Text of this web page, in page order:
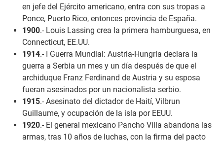
en jefe del Ejército americano, entra con sus tropas a
Ponce, Puerto Rico, entonces provincia de España.
1900.- Louis Lassing crea la primera hamburguesa, en
Connecticut, EE.UU.
1914.- I Guerra Mundial: Austria-Hungría declara la
guerra a Serbia un mes y un día después de que el
archiduque Franz Ferdinand de Austria y su esposa
fueran asesinados por un nacionalista serbio.
1915.- Asesinato del dictador de Haití, Vilbrun
Guillaume, y ocupación de la isla por EEUU.
1920.- El general mexicano Pancho Villa abandona las
armas, tras 10 años de luchas, con la firma del pacto